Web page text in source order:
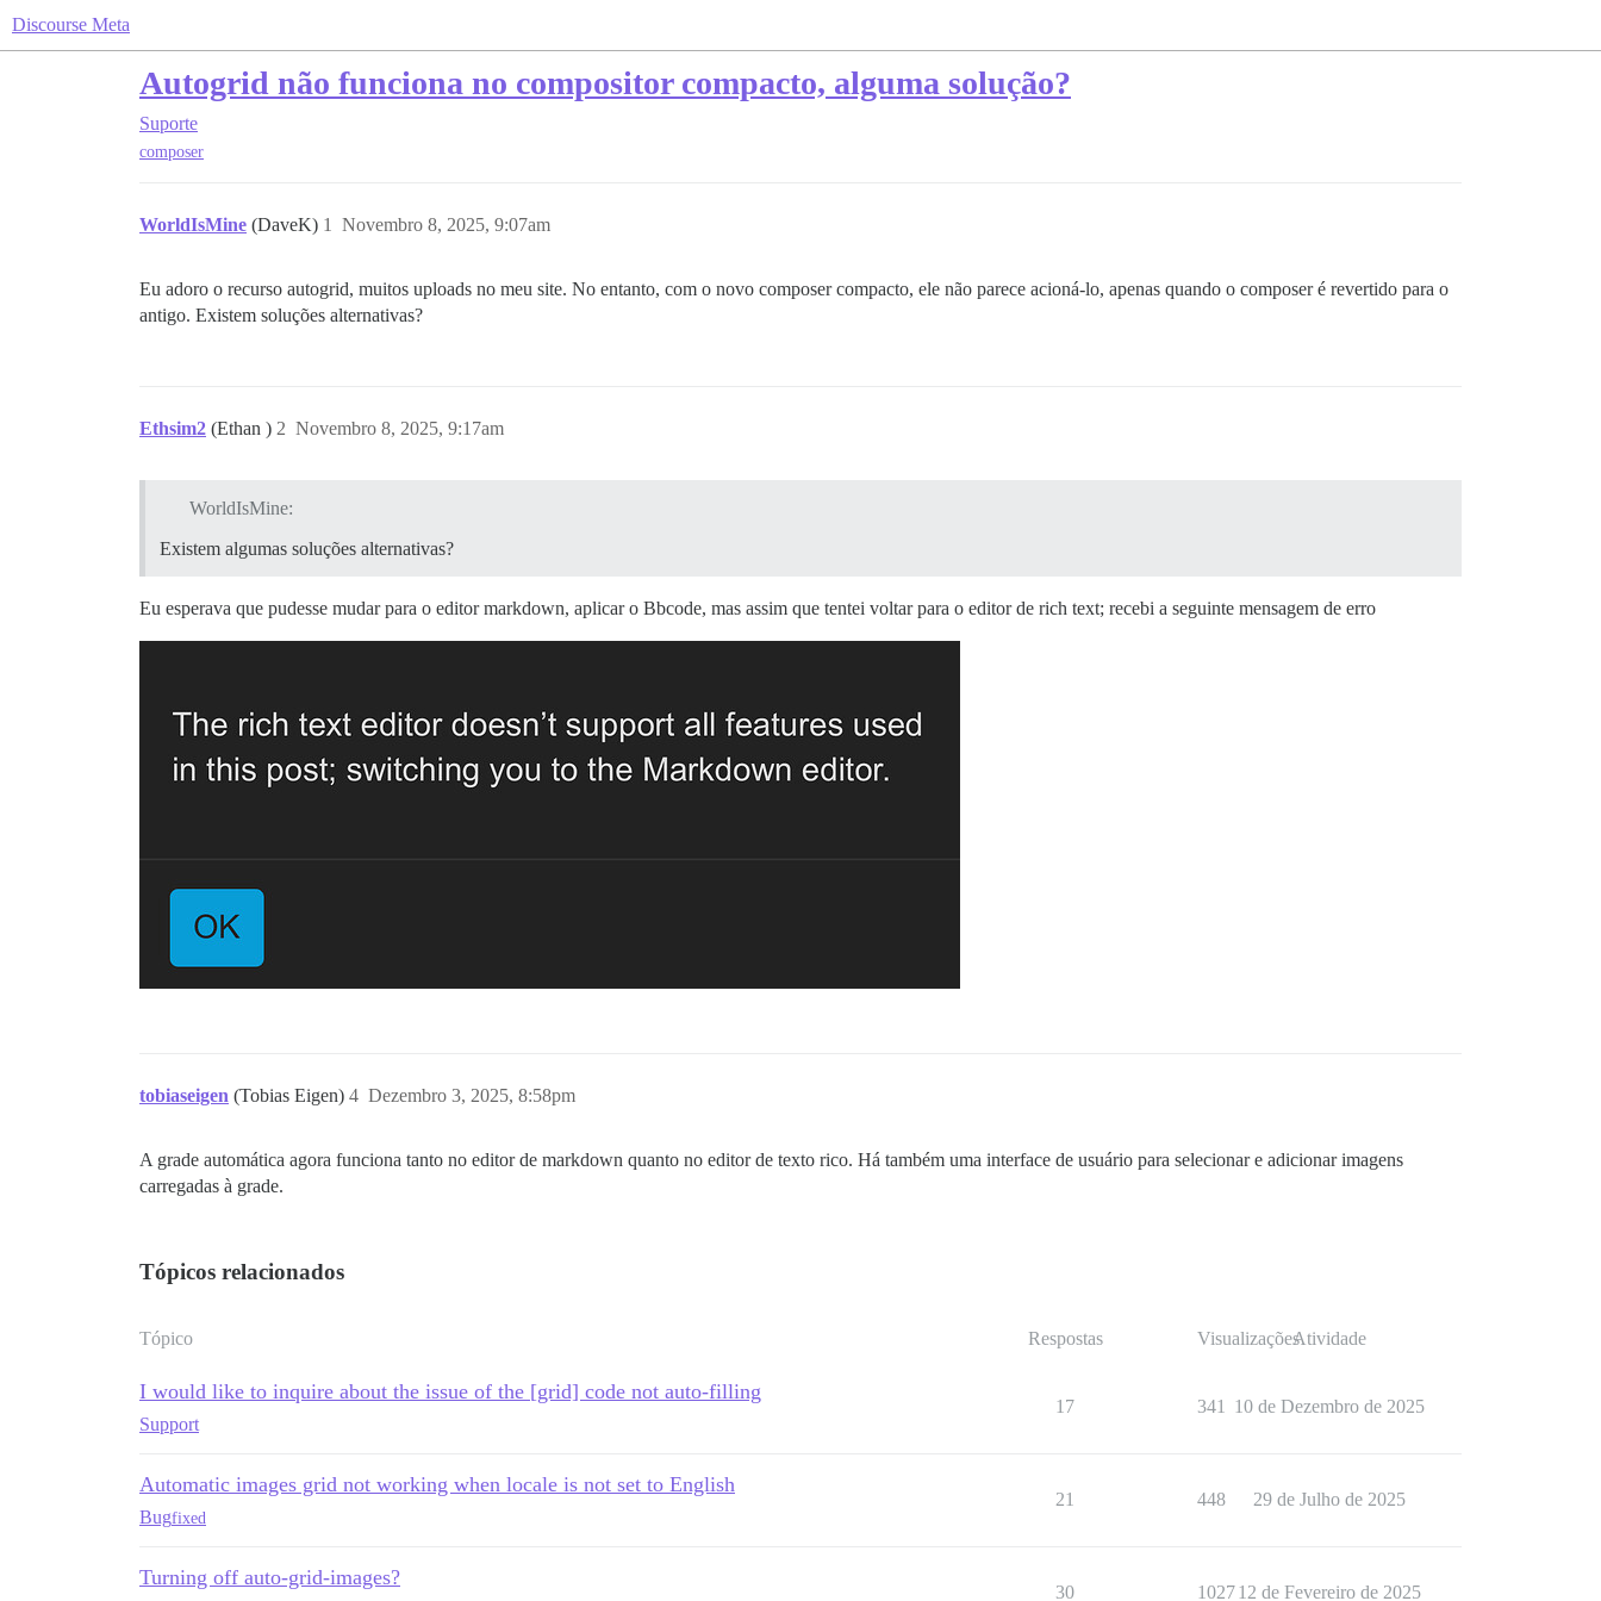
Discourse Meta
Autogrid não funciona no compositor compacto, alguma solução?
Suporte
composer
WorldIsMine (DaveK) Novembro 8, 2025, 9:07am
1
Eu adoro o recurso autogrid, muitos uploads no meu site. No entanto, com o novo composer compacto, ele não parece acioná-lo, apenas quando o composer é revertido para o
antigo. Existem soluções alternativas?
Ethsim2 (Ethan ) Novembro 8, 2025, 9:17am
2
WorldIsMine:
Existem algumas soluções alternativas?
Eu esperava que pudesse mudar para o editor markdown, aplicar o Bbcode, mas assim que tentei voltar para o editor de rich text; recebi a seguinte mensagem de erro
tobiaseigen (Tobias Eigen) Dezembro 3, 2025, 8:58pm
4
A grade automática agora funciona tanto no editor de markdown quanto no editor de texto rico. Há também uma interface de usuário para selecionar e adicionar imagens
carregadas à grade.
Tópicos relacionados
Tópico Respostas VisualizaçõesAtividade
I would like to inquire about the issue of the [grid] code not auto-filling
Support
17 341 10 de Dezembro de 2025
Automatic images grid not working when locale is not set to English
Bugfixed
21 448 29 de Julho de 2025
Turning off auto-grid-images?
30 102712 de Fevereiro de 2025